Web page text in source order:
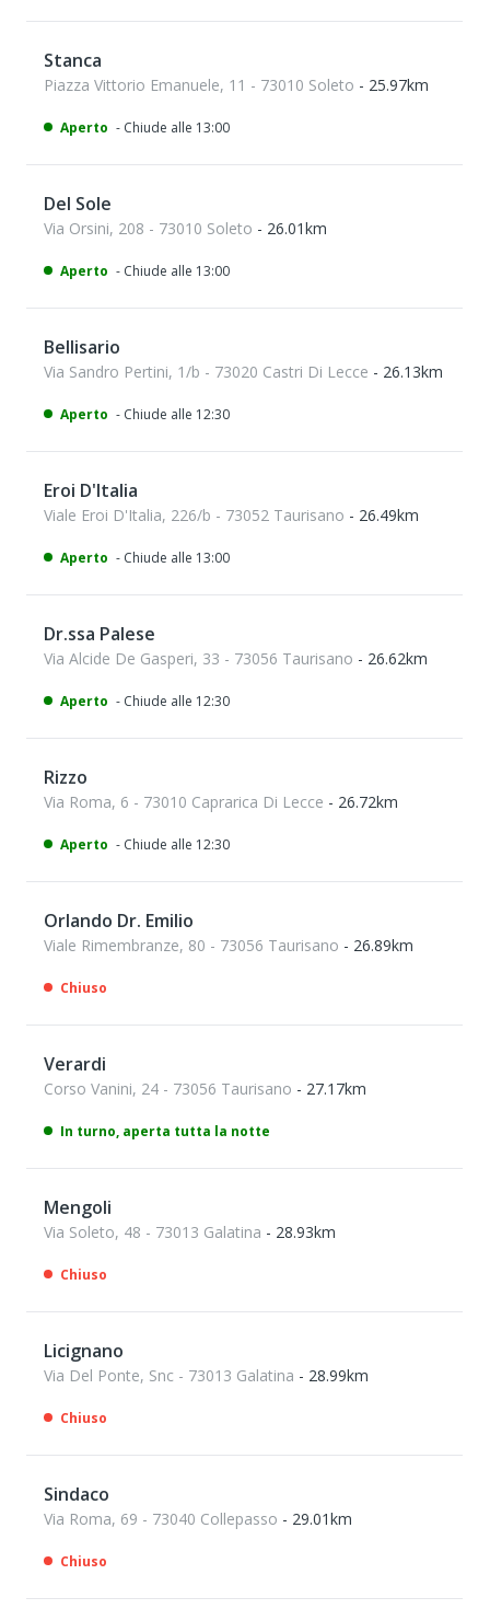
Stanca
Piazza Vittorio Emanuele, 11 - 73010 Soleto - 25.97km
Aperto - Chiude alle 13:00
Del Sole
Via Orsini, 208 - 73010 Soleto - 26.01km
Aperto - Chiude alle 13:00
Bellisario
Via Sandro Pertini, 1/b - 73020 Castri Di Lecce - 26.13km
Aperto - Chiude alle 12:30
Eroi D'Italia
Viale Eroi D'Italia, 226/b - 73052 Taurisano - 26.49km
Aperto - Chiude alle 13:00
Dr.ssa Palese
Via Alcide De Gasperi, 33 - 73056 Taurisano - 26.62km
Aperto - Chiude alle 12:30
Rizzo
Via Roma, 6 - 73010 Caprarica Di Lecce - 26.72km
Aperto - Chiude alle 12:30
Orlando Dr. Emilio
Viale Rimembranze, 80 - 73056 Taurisano - 26.89km
Chiuso
Verardi
Corso Vanini, 24 - 73056 Taurisano - 27.17km
In turno, aperta tutta la notte
Mengoli
Via Soleto, 48 - 73013 Galatina - 28.93km
Chiuso
Licignano
Via Del Ponte, Snc - 73013 Galatina - 28.99km
Chiuso
Sindaco
Via Roma, 69 - 73040 Collepasso - 29.01km
Chiuso